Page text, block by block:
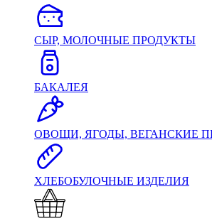
СЫР, МОЛОЧНЫЕ ПРОДУКТЫ
БАКАЛЕЯ
ОВОЩИ, ЯГОДЫ, ВЕГАНСКИЕ
ХЛЕБОБУЛОЧНЫЕ ИЗДЕЛИЯ